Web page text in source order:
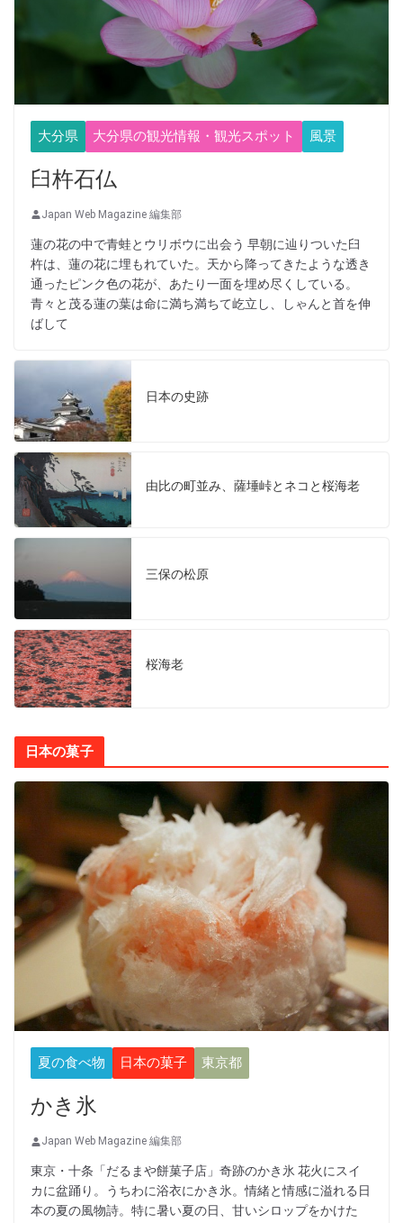
大分県 大分県の観光情報・観光スポット 風景
臼杵石仏
Japan Web Magazine 編集部
蓮の花の中で青蛙とウリボウに出会う 早朝に辿りついた臼
杵は、蓮の花に埋もれていた。天から降ってきたような透き
通ったピンク色の花が、あたり一面を埋め尽くしている。
青々と茂る蓮の葉は命に満ち満ちて屹立し、しゃんと首を伸
ばして
日本の史跡
由比の町並み、薩埵峠とネコと桜海老
三保の松原
桜海老
日本の菓子
夏の食べ物 日本の菓子 東京都
かき氷
Japan Web Magazine 編集部
東京・十条「だるまや餅菓子店」奇跡のかき氷 花火にスイ
カに盆踊り。うちわに浴衣にかき氷。情緒と情感に溢れる日
本の夏の風物詩。特に暑い夏の日、甘いシロップをかけた